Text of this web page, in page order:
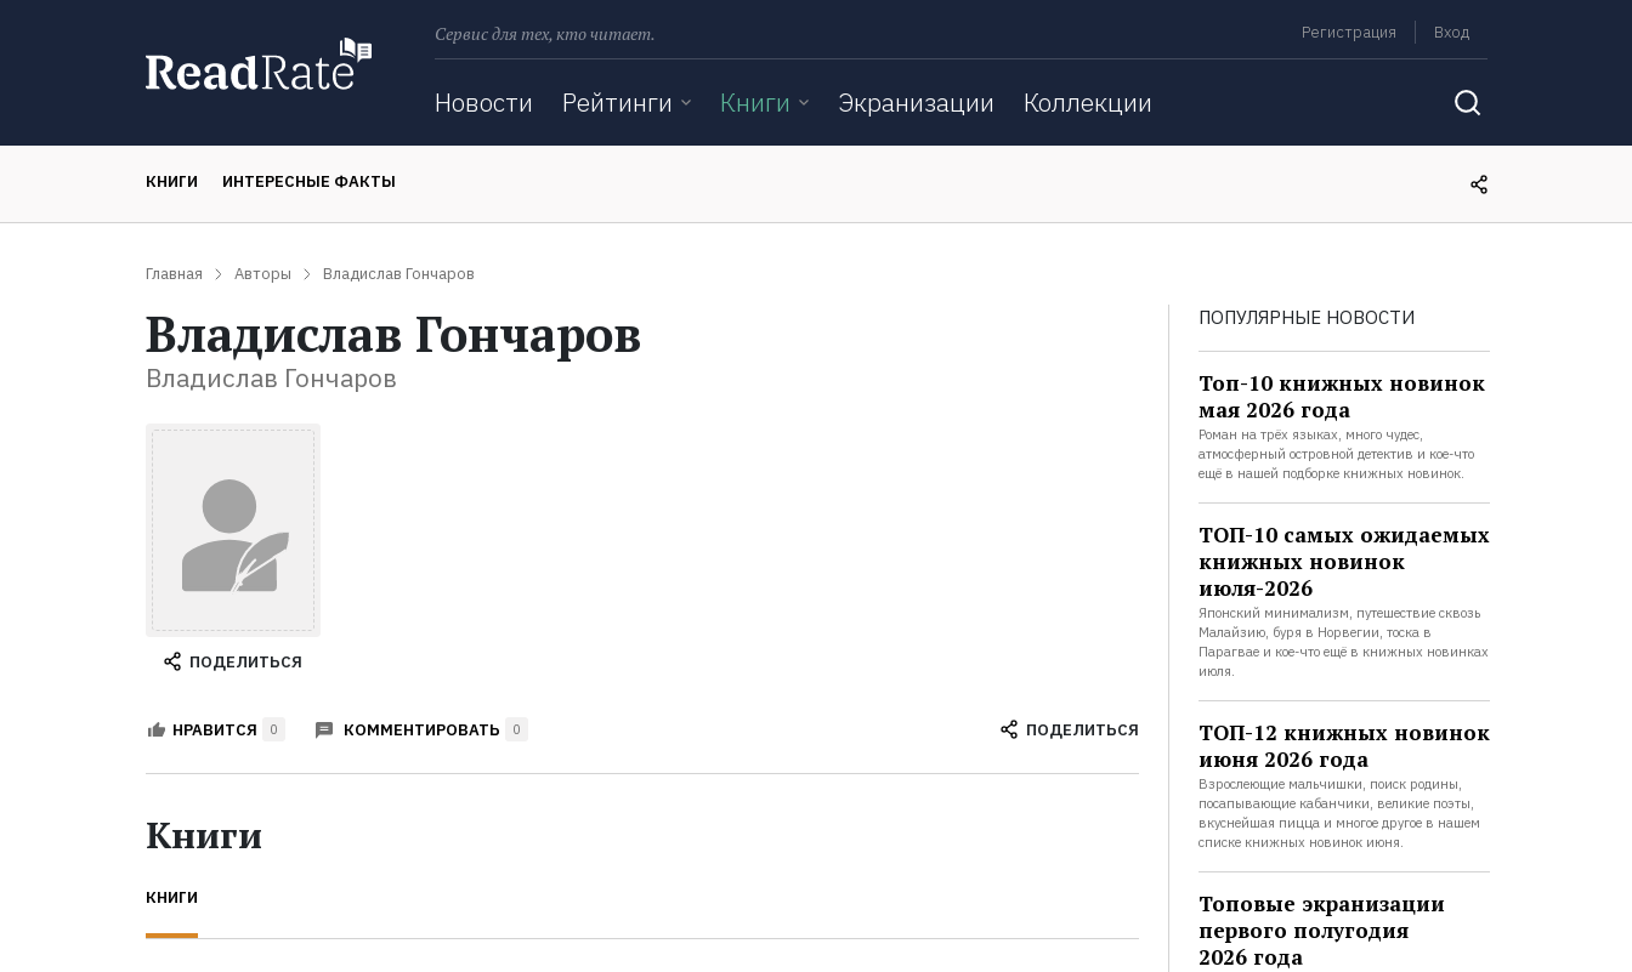
Сервис для тех, кто читает. Регистрация Вход
Новости Рейтинги Книги Экранизации Коллекции
КНИГИ ИНТЕРЕСНЫЕ ФАКТЫ
Главная Авторы Владислав Гончаров
Владислав Гончаров
Владислав Гончаров
ПОДЕЛИТЬСЯ
НРАВИТСЯ 0 КОММЕНТИРОВАТЬ 0 ПОДЕЛИТЬСЯ
Книги
КНИГИ
ПОПУЛЯРНЫЕ НОВОСТИ
Топ-10 книжных новинок
мая 2026 года
Роман на трёх языках, много чудес,
атмосферный островной детектив и кое-что
ещё в нашей подборке книжных новинок.
ТОП-10 самых ожидаемых
книжных новинок
июля-2026
Японский минимализм, путешествие сквозь
Малайзию, буря в Норвегии, тоска в
Парагвае и кое-что ещё в книжных новинках
июля.
ТОП-12 книжных новинок
июня 2026 года
Взрослеющие мальчишки, поиск родины,
посапывающие кабанчики, великие поэты,
вкуснейшая пицца и многое другое в нашем
списке книжных новинок июня.
Топовые экранизации
первого полугодия
2026 года